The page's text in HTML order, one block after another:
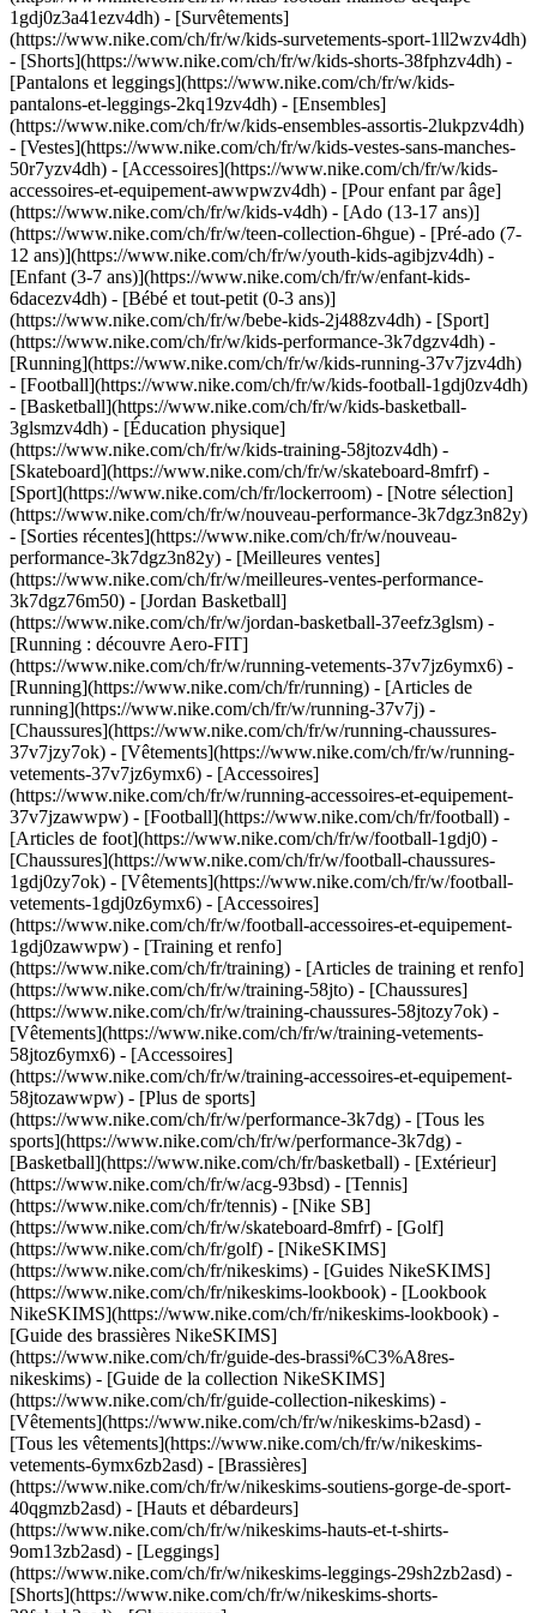
1gdj0z3a41ezv4dh) - [Survêtements]
(https://www.nike.com/ch/fr/w/kids-survetements-sport-1ll2wzv4dh)
- [Shorts](https://www.nike.com/ch/fr/w/kids-shorts-38fphzv4dh) -
[Pantalons et leggings](https://www.nike.com/ch/fr/w/kids-
pantalons-et-leggings-2kq19zv4dh) - [Ensembles]
(https://www.nike.com/ch/fr/w/kids-ensembles-assortis-2lukpzv4dh)
- [Vestes](https://www.nike.com/ch/fr/w/kids-vestes-sans-manches-
50r7yzv4dh) - [Accessoires](https://www.nike.com/ch/fr/w/kids-
accessoires-et-equipement-awwpwzv4dh) - [Pour enfant par âge]
(https://www.nike.com/ch/fr/w/kids-v4dh) - [Ado (13-17 ans)]
(https://www.nike.com/ch/fr/w/teen-collection-6hgue) - [Pré-ado (7-
12 ans)](https://www.nike.com/ch/fr/w/youth-kids-agibjzv4dh) -
[Enfant (3-7 ans)](https://www.nike.com/ch/fr/w/enfant-kids-
6dacezv4dh) - [Bébé et tout-petit (0-3 ans)]
(https://www.nike.com/ch/fr/w/bebe-kids-2j488zv4dh) - [Sport]
(https://www.nike.com/ch/fr/w/kids-performance-3k7dgzv4dh) -
[Running](https://www.nike.com/ch/fr/w/kids-running-37v7jzv4dh)
- [Football](https://www.nike.com/ch/fr/w/kids-football-1gdj0zv4dh)
- [Basketball](https://www.nike.com/ch/fr/w/kids-basketball-
3glsmzv4dh) - [Éducation physique]
(https://www.nike.com/ch/fr/w/kids-training-58jtozv4dh) -
[Skateboard](https://www.nike.com/ch/fr/w/skateboard-8mfrf) -
[Sport](https://www.nike.com/ch/fr/lockerroom) - [Notre sélection]
(https://www.nike.com/ch/fr/w/nouveau-performance-3k7dgz3n82y)
- [Sorties récentes](https://www.nike.com/ch/fr/w/nouveau-
performance-3k7dgz3n82y) - [Meilleures ventes]
(https://www.nike.com/ch/fr/w/meilleures-ventes-performance-
3k7dgz76m50) - [Jordan Basketball]
(https://www.nike.com/ch/fr/w/jordan-basketball-37eefz3glsm) -
[Running : découvre Aero-FIT]
(https://www.nike.com/ch/fr/w/running-vetements-37v7jz6ymx6) -
[Running](https://www.nike.com/ch/fr/running) - [Articles de
running](https://www.nike.com/ch/fr/w/running-37v7j) -
[Chaussures](https://www.nike.com/ch/fr/w/running-chaussures-
37v7jzy7ok) - [Vêtements](https://www.nike.com/ch/fr/w/running-
vetements-37v7jz6ymx6) - [Accessoires]
(https://www.nike.com/ch/fr/w/running-accessoires-et-equipement-
37v7jzawwpw) - [Football](https://www.nike.com/ch/fr/football) -
[Articles de foot](https://www.nike.com/ch/fr/w/football-1gdj0) -
[Chaussures](https://www.nike.com/ch/fr/w/football-chaussures-
1gdj0zy7ok) - [Vêtements](https://www.nike.com/ch/fr/w/football-
vetements-1gdj0z6ymx6) - [Accessoires]
(https://www.nike.com/ch/fr/w/football-accessoires-et-equipement-
1gdj0zawwpw) - [Training et renfo]
(https://www.nike.com/ch/fr/training) - [Articles de training et renfo]
(https://www.nike.com/ch/fr/w/training-58jto) - [Chaussures]
(https://www.nike.com/ch/fr/w/training-chaussures-58jtozy7ok) -
[Vêtements](https://www.nike.com/ch/fr/w/training-vetements-
58jtoz6ymx6) - [Accessoires]
(https://www.nike.com/ch/fr/w/training-accessoires-et-equipement-
58jtozawwpw) - [Plus de sports]
(https://www.nike.com/ch/fr/w/performance-3k7dg) - [Tous les
sports](https://www.nike.com/ch/fr/w/performance-3k7dg) -
[Basketball](https://www.nike.com/ch/fr/basketball) - [Extérieur]
(https://www.nike.com/ch/fr/w/acg-93bsd) - [Tennis]
(https://www.nike.com/ch/fr/tennis) - [Nike SB]
(https://www.nike.com/ch/fr/w/skateboard-8mfrf) - [Golf]
(https://www.nike.com/ch/fr/golf) - [NikeSKIMS]
(https://www.nike.com/ch/fr/nikeskims) - [Guides NikeSKIMS]
(https://www.nike.com/ch/fr/nikeskims-lookbook) - [Lookbook
NikeSKIMS](https://www.nike.com/ch/fr/nikeskims-lookbook) -
[Guide des brassières NikeSKIMS]
(https://www.nike.com/ch/fr/guide-des-brassi%C3%A8res-
nikeskims) - [Guide de la collection NikeSKIMS]
(https://www.nike.com/ch/fr/guide-collection-nikeskims) -
[Vêtements](https://www.nike.com/ch/fr/w/nikeskims-b2asd) -
[Tous les vêtements](https://www.nike.com/ch/fr/w/nikeskims-
vetements-6ymx6zb2asd) - [Brassières]
(https://www.nike.com/ch/fr/w/nikeskims-soutiens-gorge-de-sport-
40qgmzb2asd) - [Hauts et débardeurs]
(https://www.nike.com/ch/fr/w/nikeskims-hauts-et-t-shirts-
9om13zb2asd) - [Leggings]
(https://www.nike.com/ch/fr/w/nikeskims-leggings-29sh2zb2asd) -
[Shorts](https://www.nike.com/ch/fr/w/nikeskims-shorts-